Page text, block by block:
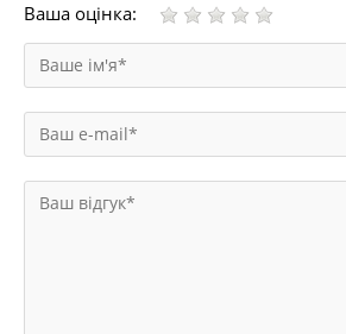
Ваша оцінка: